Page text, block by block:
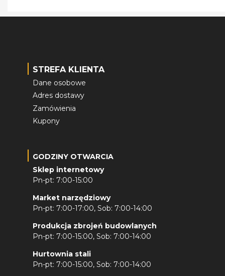
STREFA KLIENTA
Dane osobowe
Adres dostawy
Zamówienia
Kupony
GODZINY OTWARCIA
Sklep internetowy
Pn-pt: 7:00-15:00
Market narzędziowy
Pn-pt: 7:00-17:00, Sob: 7:00-14:00
Produkcja zbrojeń budowlanych
Pn-pt: 7:00-15:00, Sob: 7:00-14:00
Hurtownia stali
Pn-pt: 7:00-15:00, Sob: 7:00-14:00